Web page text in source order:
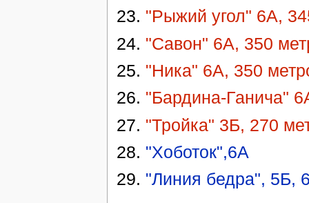
23. "Рыжий угол" 6А,
24. "Савон" 6А, 350
25. "Ника" 6А, 350
26. "Бардина-Ганича"
27. "Тройка" 3Б, 270
28. "Хоботок",6А
29. "Линия бедра", 5Б,